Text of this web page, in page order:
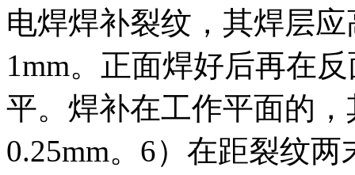
电焊焊补裂纹，其焊层
1mm。正面焊好后再在
平。焊补在工作平面的
0.25mm。6）在距裂纹